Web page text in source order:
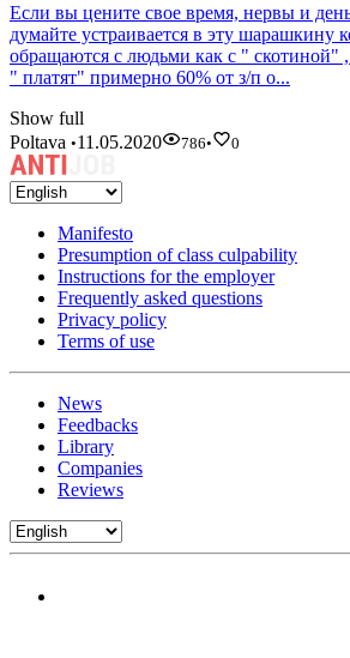
Если вы цените свое время, нервы и
думайте устраивается в эту шарашкину
обращаются с людьми как с " скотиной"
" платят" примерно 60% от з/п о...
Show full
Poltava •11.05.2020 786• 0
Manifesto
Presumption of class culpability
Instructions for the employer
Frequently asked questions
Privacy policy
Terms of use
News
Feedbacks
Library
Companies
Reviews